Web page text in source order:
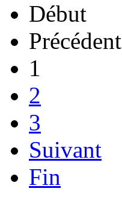
Début
Précédent
1
2
3
Suivant
Fin